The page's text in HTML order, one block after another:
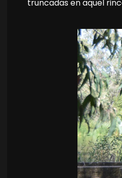
truncadas en aquel